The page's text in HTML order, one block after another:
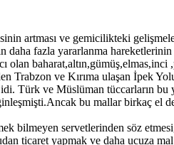
artması ve gemicilikteki
daha fazla yararlanma
ve Kırıma ulaşan İpek
Türk ve Müslüman tüccarların
bu mallar birkaç el
bilmeyen servetlerinden söz
ticaret yapmak ve daha ucuza